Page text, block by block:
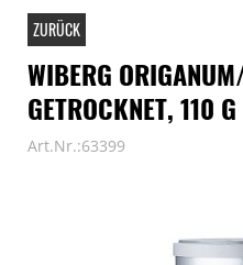
ZURÜCK
WIBERG
GETROCKNET, 110 G
Art.Nr.:63399